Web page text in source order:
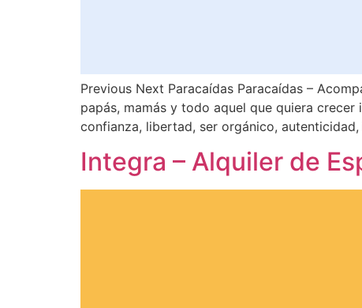
Previous Next Paracaídas Paracaídas –
papás, mamás y todo aquel que quiera
confianza, libertad, ser orgánico,
Integra – Alquiler de